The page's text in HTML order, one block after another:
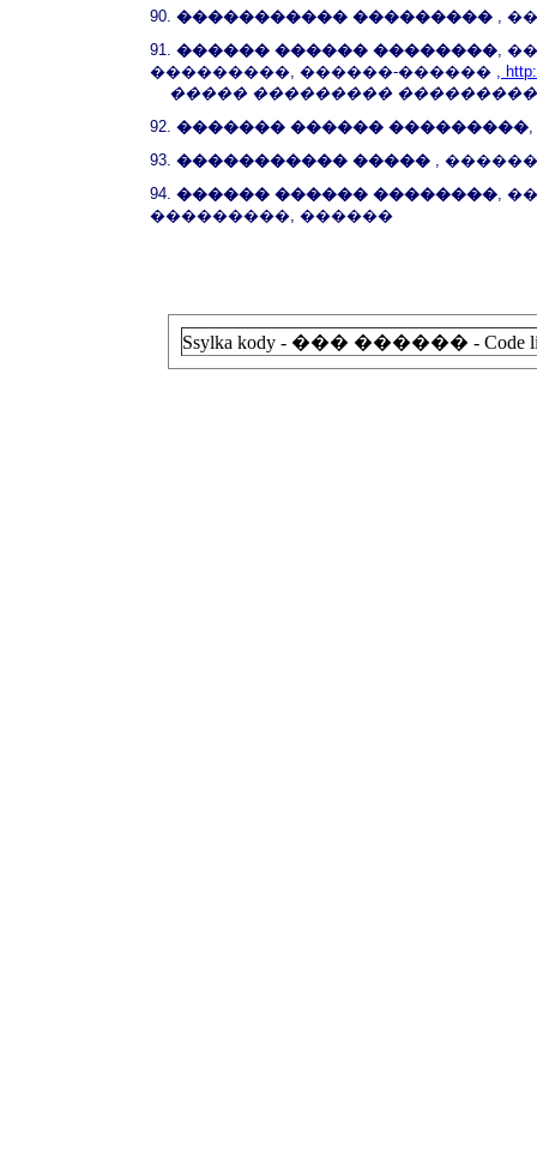
90. ����������� ��������� ,
91. ������ ������ ��������,
���������, ������-������ ,
����� ���������
92. ������� ������ ���������
93. ����������� ����� ,
94. ������ ������ ��������,
���������, ������
Ssylka kody - ��� ������ - Code